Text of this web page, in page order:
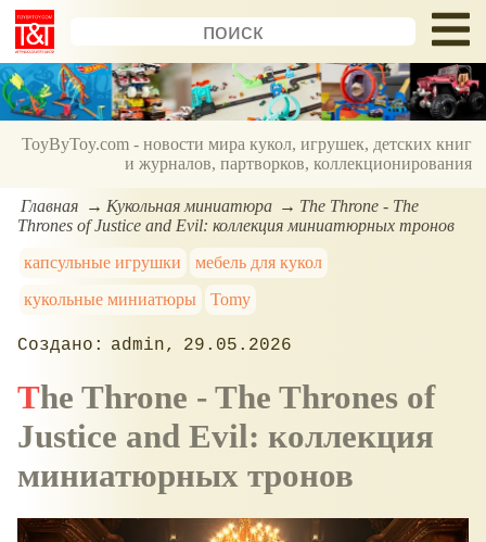
ToyByToy.com - новости мира кукол, игрушек, детских книг
и журналов, партворков, коллекционирования
Главная Кукольная миниатюра
The Throne - The
Thrones of Justice and Evil: коллекция миниатюрных тронов
капсульные игрушки
мебель для кукол
кукольные миниатюры
Tomy
admin 29.05.2026
The Throne - The Thrones of
Justice and Evil: коллекция
миниатюрных тронов